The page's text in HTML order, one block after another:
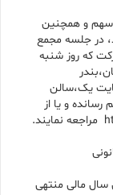
سهم و همچنین
در جلسه مجمع
به ۱۴۰۲/۱۲/۲۹، این شرکت که روز شنبه
یک،سالن
و یا از
مالی منتهی